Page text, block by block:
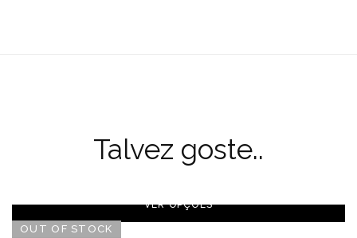
Talvez goste..
OUT OF STOCK
VER OPÇÕES